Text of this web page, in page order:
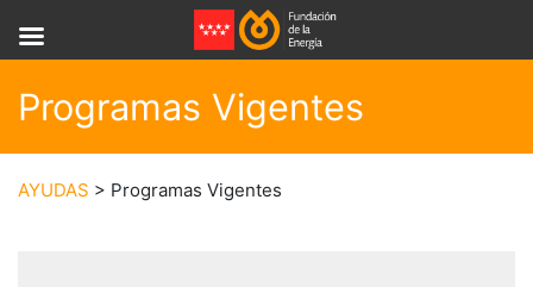
Programas Vigentes
AYUDAS > Programas Vigentes